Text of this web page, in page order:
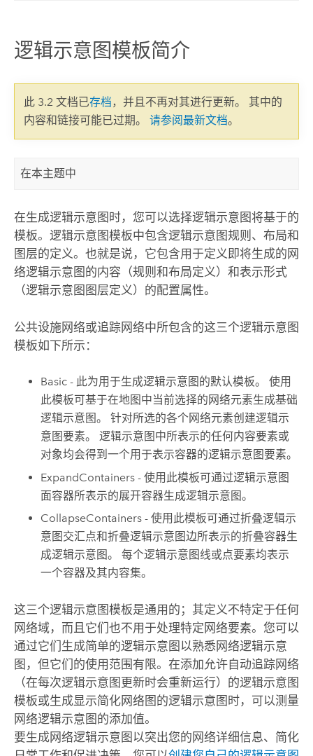
逻辑示意图模板简介
此 3.2 文档已存档，并且不再对其进行更新。 其中的
内容和链接可能已过期。 请参阅最新文档。
在本主题中
在生成逻辑示意图时，您可以选择逻辑示意图将基于的
模板。逻辑示意图模板中包含逻辑示意图规则、布局和
图层的定义。也就是说，它包含用于定义即将生成的网
络逻辑示意图的内容（规则和布局定义）和表示形式
（逻辑示意图图层定义）的配置属性。
公共设施网络或追踪网络中所包含的这三个逻辑示意图
模板如下所示：
Basic - 此为用于生成逻辑示意图的默认模板。 使用
此模板可基于在地图中当前选择的网络元素生成基础
逻辑示意图。 针对所选的各个网络元素创建逻辑示
意图要素。 逻辑示意图中所表示的任何内容要素或
对象均会得到一个用于表示容器的逻辑示意图要素。
ExpandContainers - 使用此模板可通过逻辑示意图
面容器所表示的展开容器生成逻辑示意图。
CollapseContainers - 使用此模板可通过折叠逻辑示
意图交汇点和折叠逻辑示意图边所表示的折叠容器生
成逻辑示意图。 每个逻辑示意图线或点要素均表示
一个容器及其内容集。
这三个逻辑示意图模板是通用的；其定义不特定于任何
网络域，而且它们也不用于处理特定网络要素。您可以
通过它们生成简单的逻辑示意图以熟悉网络逻辑示意
图，但它们的使用范围有限。在添加允许自动追踪网络
（在每次逻辑示意图更新时会重新运行）的逻辑示意图
模板或生成显示简化网络图的逻辑示意图时，可以测量
网络逻辑示意图的添加值。
要生成网络逻辑示意图以突出您的网络详细信息、简化